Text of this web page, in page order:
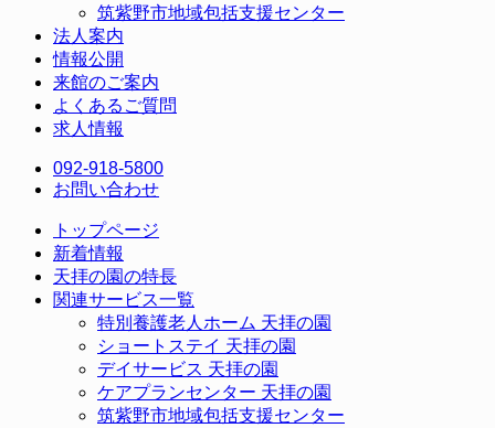
筑紫野市地域包括支援センター
法人案内
情報公開
来館のご案内
よくあるご質問
求人情報
092-918-5800
お問い合わせ
トップページ
新着情報
天拝の園の特長
関連サービス一覧
特別養護老人ホーム 天拝の園
ショートステイ 天拝の園
デイサービス 天拝の園
ケアプランセンター 天拝の園
筑紫野市地域包括支援センター